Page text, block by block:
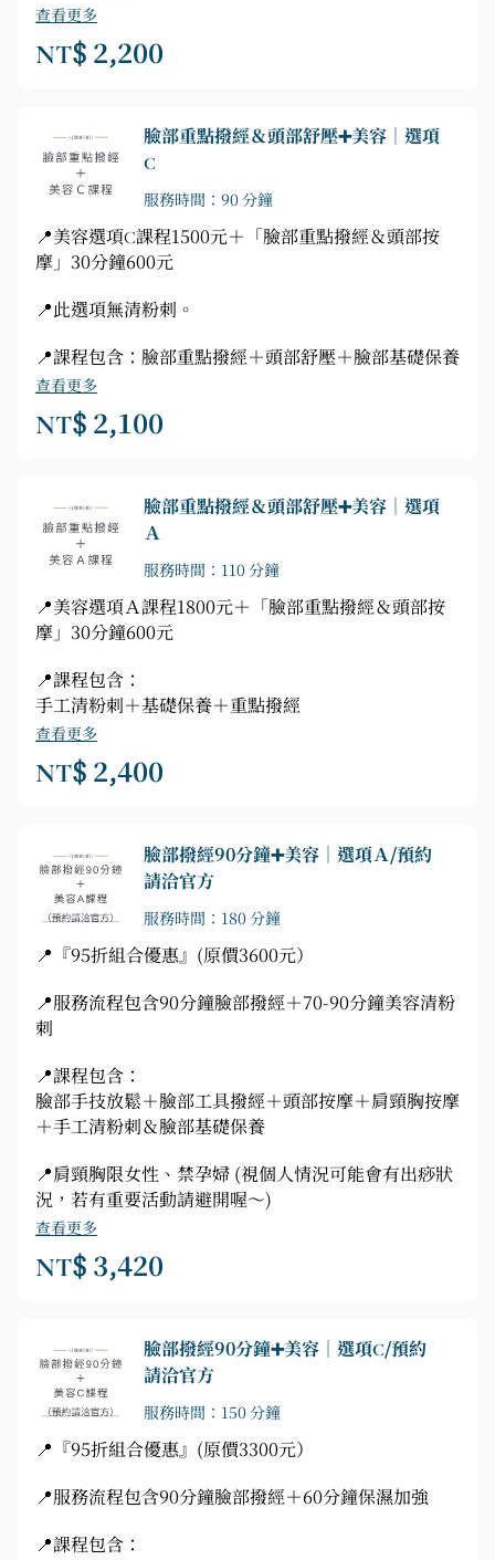
查看更多
NT$ 2,200
臉部重點撥經＆頭部舒壓➕美容｜選項
C
服務時間：90 分鐘
📍美容選項C課程1500元＋「臉部重點撥經＆頭部按
摩」30分鐘600元
📍此選項無清粉刺。
📍課程包含：臉部重點撥經＋頭部舒壓＋臉部基礎保養
查看更多
NT$ 2,100
臉部重點撥經＆頭部舒壓➕美容｜選項
Ａ
服務時間：110 分鐘
📍美容選項Ａ課程1800元＋「臉部重點撥經＆頭部按
摩」30分鐘600元
📍課程包含：
手工清粉刺＋基礎保養＋重點撥經
查看更多
NT$ 2,400
臉部撥經90分鐘➕美容｜選項Ａ/預約
請洽官方
服務時間：180 分鐘
📍『95折組合優惠』(原價3600元）
📍服務流程包含90分鐘臉部撥經＋70-90分鐘美容清粉
刺
📍課程包含：
臉部手技放鬆＋臉部工具撥經＋頭部按摩＋肩頸胸按摩
＋手工清粉刺＆臉部基礎保養
📍肩頸胸限女性、禁孕婦 (視個人情況可能會有出痧狀
況，若有重要活動請避開喔～)
查看更多
NT$ 3,420
臉部撥經90分鐘➕美容｜選項C/預約
請洽官方
服務時間：150 分鐘
📍『95折組合優惠』(原價3300元）
📍服務流程包含90分鐘臉部撥經＋60分鐘保濕加強
📍課程包含：